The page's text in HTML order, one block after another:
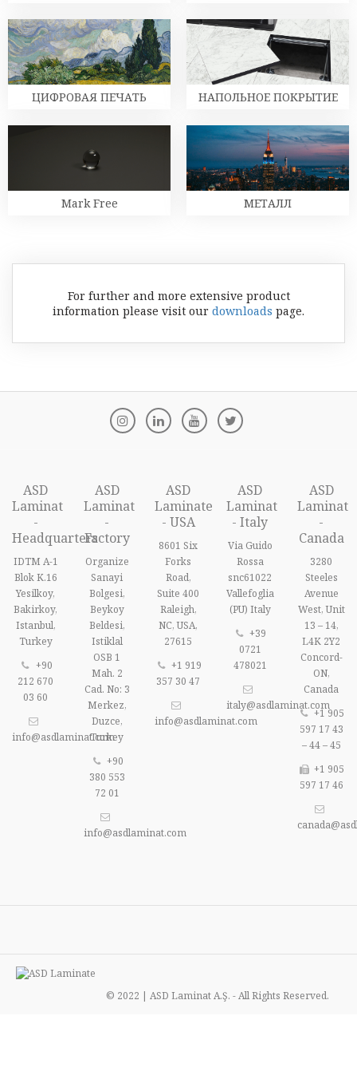
ЦИФРОВАЯ ПЕЧАТЬ НАПОЛЬНОЕ ПОКРЫТИЕ
Mark Free МЕТАЛЛ
For further and more extensive product
information please visit our downloads page.
ASD
Laminat
-
Headquarters
IDTM A-1
Blok K.16
Yesilkoy,
Bakirkoy,
Istanbul,
Turkey
+90
212 670
03 60
info@asdlaminat.com
ASD
Laminat
-
Factory
Organize
Sanayi
Bolgesi,
Beykoy
Beldesi,
Istiklal
OSB 1
Mah. 2
Cad. No: 3
Merkez,
Duzce,
Turkey
+90
380 553
72 01
info@asdlaminat.com
ASD
Laminate
- USA
8601 Six
Forks
Road,
Suite 400
Raleigh,
NC, USA,
27615
+1 919
357 30 47
info@asdlaminat.com
ASD
Laminat
- Italy
Via Guido
Rossa
snc61022
Vallefoglia
(PU) Italy
+39
0721
478021
italy@asdlaminat.com
ASD
Laminat
-
Canada
3280
Steeles
Avenue
West, Unit
13 – 14,
L4K 2Y2
Concord-
ON,
Canada
+1 905
597 17 43
– 44 – 45
+1 905
597 17 46
© 2022 | ASD Laminat A.Ş. - All Rights Reserved.